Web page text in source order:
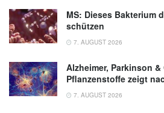
MS: Dieses Bakterium
schützen
7. AUGUST 2026
Alzheimer, Parkinson &
Pflanzenstoffe zeigt
7. AUGUST 2026